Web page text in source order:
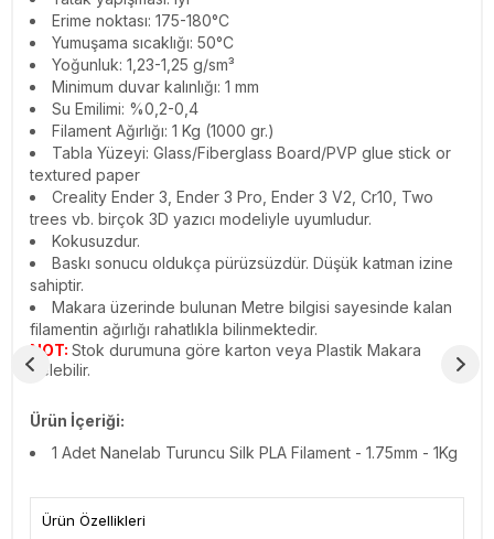
Erime noktası: 175-180°C
Yumuşama sıcaklığı: 50°C
Yoğunluk: 1,23-1,25 g/sm³
Minimum duvar kalınlığı: 1 mm
Su Emilimi: %0,2-0,4
Filament Ağırlığı: 1 Kg (1000 gr.)
Tabla Yüzeyi: Glass/Fiberglass Board/PVP glue stick or
textured paper
Creality Ender 3, Ender 3 Pro, Ender 3 V2, Cr10, Two
trees vb. birçok 3D yazıcı modeliyle uyumludur.
Kokusuzdur.
Baskı sonucu oldukça pürüzsüzdür. Düşük katman izine
sahiptir.
Makara üzerinde bulunan Metre bilgisi sayesinde kalan
filamentin ağırlığı rahatlıkla bilinmektedir.
NOT: Stok durumuna göre karton veya Plastik Makara
gelebilir.
Ürün İçeriği:
1 Adet Nanelab Turuncu Silk PLA Filament - 1.75mm - 1Kg
Ürün Özellikleri